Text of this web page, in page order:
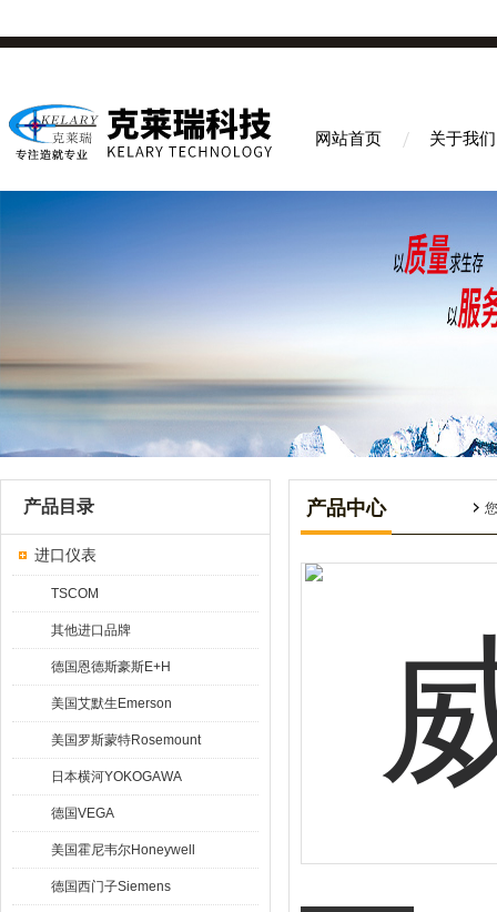
网站首页 关于我们
产品目录
进口仪表
TSCOM
其他进口品牌
德国恩德斯豪斯E+H
美国艾默生Emerson
美国罗斯蒙特Rosemount
日本横河YOKOGAWA
德国VEGA
美国霍尼韦尔Honeywell
德国西门子Siemens
产品中心